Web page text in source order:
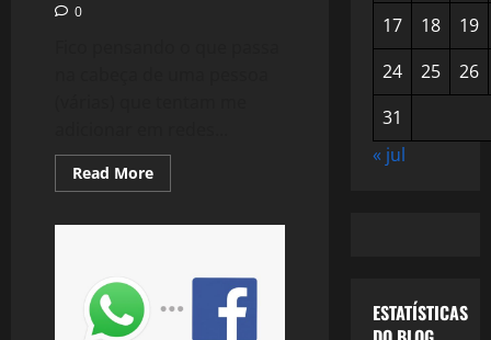
0
Read MoreRead
more
Disputa
Narrativas
17
18
19
24
25
26
31
« jul
ESTATÍSTICAS